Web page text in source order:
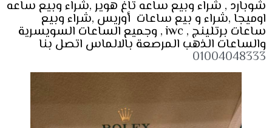
شوبارد , شراء وبيع ساعه تاغ هوير ,شراء وبيع ساعه
اوميجا ,شراء و بيع ساعات أوريس ,شراء وبيع
ساعات برتلينج , iwc , وجميع الساعات السويسرية
والساعات الذهب المرصعة بالالماس اتصل بنا
01004048333